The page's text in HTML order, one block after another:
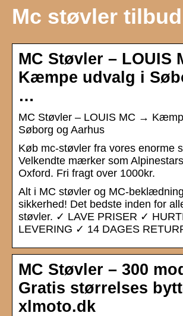
Mc støvler tilbud
MC Støvler – LOUIS
Kæmpe udvalg i
…
MC Støvler – LOUIS MC →
Søborg og Aarhus
Køb mc-støvler fra vores enorme
Velkendte mærker som
Oxford. Fri fragt over 1000kr.
Alt i MC støvler og MC-
sikkerhed! Det bedste inden for
støvler. ✓ LAVE PRISER ✓
LEVERING ✓ 14 DAGES
MC Støvler – 300
Gratis størrelses
xlmoto.dk